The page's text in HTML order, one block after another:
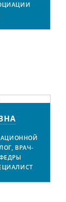
ВРАЧ-